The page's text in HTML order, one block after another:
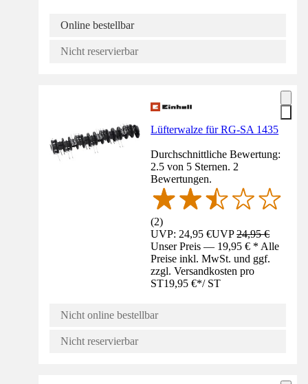
Online bestellbar
Nicht reservierbar
Lüfterwalze für RG-SA 1435
Durchschnittliche Bewertung:
2.5 von 5 Sternen. 2
Bewertungen.
(2)
UVP: 24,95 €UVP24,95 €
Unser Preis — 19,95 € * Alle
Preise inkl. MwSt. und ggf.
zzgl. Versandkosten pro
ST19,95 €*/ ST
Nicht online bestellbar
Nicht reservierbar